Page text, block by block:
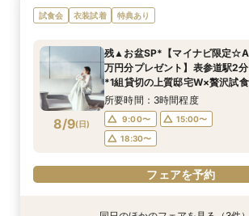
8/8(土)
【料理重視◎】国産牛・トリュフ
む”フルコース試食
9:30〜
13:30〜
17:00〜
フェアを予約
8/8(土)
【30名様以下OK】大人気の最
貸切に！全天候型のフォトジェ
お食事会場など最旬のミニマル
感
所要時間：3時間程度
9:30〜
13:30〜
17:00〜
フェアを予約
8/8(土)
短期間でも理想が叶う◆安心サ
付フェア
9:30〜
13:30〜
17:00〜
フェアを予約
8/8(土)
ドレス1着無料で選べる*上質デ
貸切Ｗ×絶品試食
9:30〜
13:30〜
17:00〜
フェアを予約
試食会 衣装試着 特典あり
8/9(日)
残▲お盆SP*【マイナビ限定
万円分プレゼント】表参道駅2
*1組貸切の上質邸宅W×贅沢試
所要時間：3時間程度
9:00〜
15:00〜
18:30〜
フェアを予約